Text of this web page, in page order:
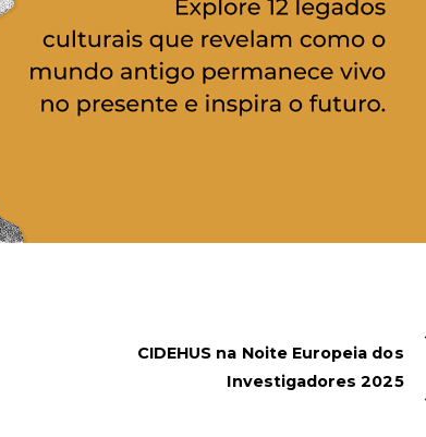
CIDEHUS na Noite Europeia dos
Investigadores 2025